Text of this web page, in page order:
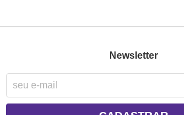
Newsletter